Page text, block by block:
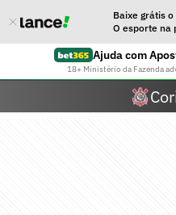
Baixe grátis
O esporte na
Ajuda com
18+ Ministério da Fazenda